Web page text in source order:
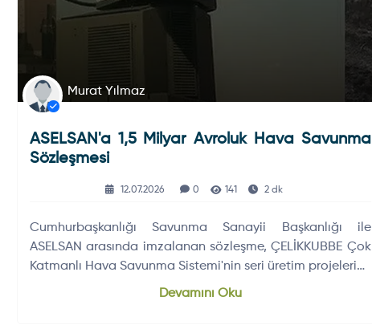
Murat Yılmaz
ASELSAN'a 1,5 Milyar Avroluk Hava Savunma
Sözleşmesi
12.07.2026 0 141 2 dk
Cumhurbaşkanlığı Savunma Sanayii Başkanlığı ile
ASELSAN arasında imzalanan sözleşme, ÇELİKKUBBE Çok
Katmanlı Hava Savunma Sistemi'nin seri üretim projelerine
Devamını Oku